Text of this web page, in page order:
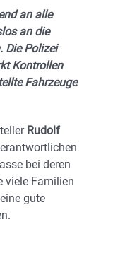
an alle
an die
Die Polizei
Kontrollen
Fahrzeuge
Rudolf
bei deren
viele Familien
gute